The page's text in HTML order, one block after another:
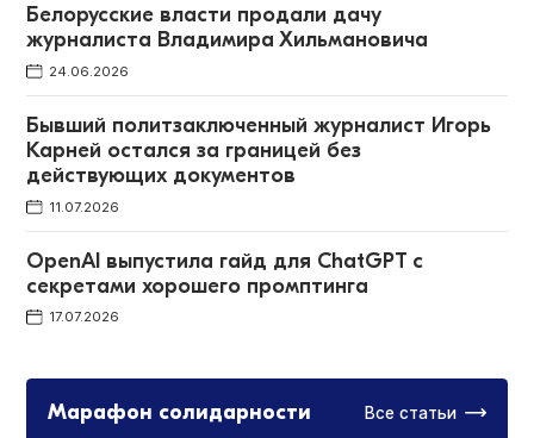
Белорусские власти продали дачу
журналиста Владимира Хильмановича
24.06.2026
Бывший политзаключенный журналист Игорь
Карней остался за границей без
действующих документов
11.07.2026
OpenAI выпустила гайд для ChatGPT c
секретами хорошего промптинга
17.07.2026
Марафон солидарности Все статьи